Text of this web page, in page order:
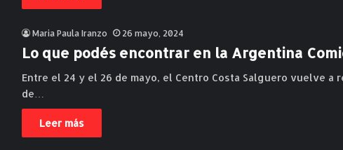
Maria Paula Iranzo 26 mayo, 2024
Lo que podés encontrar en la Argentina
Entre el 24 y el 26 de mayo, el Centro Costa Salguero vuelve a
de…
Leer más